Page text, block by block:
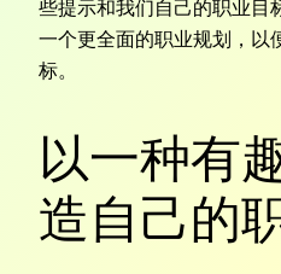
些提示和我们自己的职业目
一个更全面的职业规划，以
标。
以一种有
造自己的